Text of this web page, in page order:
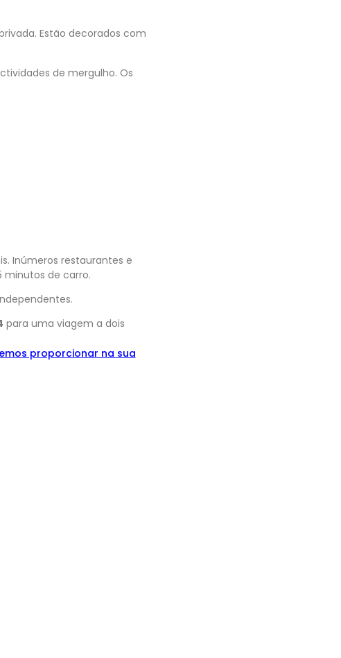
Estão decorados com
de mergulho. Os
Inúmeros restaurantes e
minutos de carro.
para uma viagem a dois
proporcionar na sua